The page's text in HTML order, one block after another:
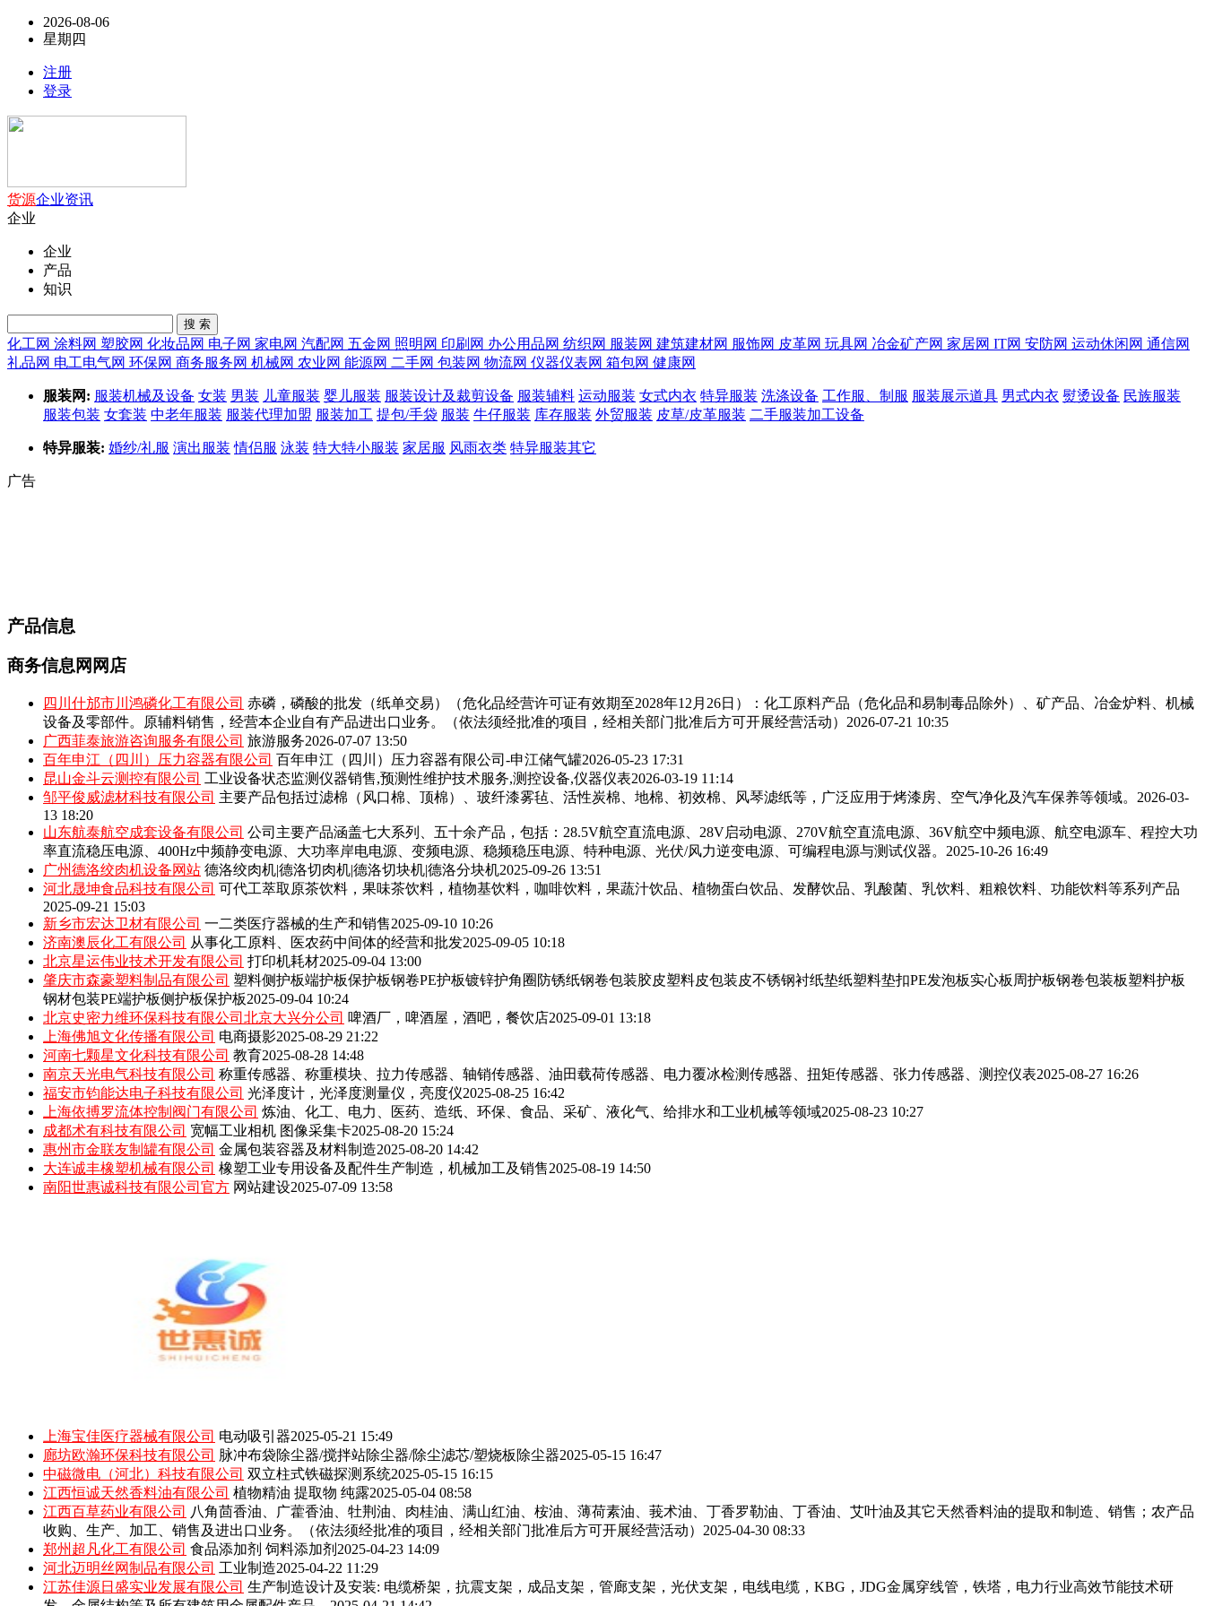
2026-08-06
星期四
注册
登录
货源企业资讯
企业
企业
产品
知识
搜 索
化工网 涂料网 塑胶网 化妆品网 电子网 家电网 汽配网 五金网 照明网 印刷网 办公用品网 纺织网 服装网 建筑建材网 服饰网 皮革网 玩具网 冶金矿产网 家居网 IT网 安防网 运动休闲网 通信网
礼品网 电工电气网 环保网 商务服务网 机械网 农业网 能源网 二手网 包装网 物流网 仪器仪表网 箱包网 健康网
服装网: 服装机械及设备 女装 男装 儿童服装 婴儿服装 服装设计及裁剪设备 服装辅料 运动服装 女式内衣 特异服装 洗涤设备 工作服、制服 服装展示道具 男式内衣 熨烫设备 民族服装
服装包装 女套装 中老年服装 服装代理加盟 服装加工 提包/手袋 服装 牛仔服装 库存服装 外贸服装 皮草/皮革服装 二手服装加工设备
特异服装: 婚纱/礼服 演出服装 情侣服 泳装 特大特小服装 家居服 风雨衣类 特异服装其它
广告
产品信息
商务信息网网店
四川什邡市川鸿磷化工有限公司 赤磷，磷酸的批发（纸单交易）（危化品经营许可证有效期至2028年12月26日）：化工原料产品（危化品和易制毒品除外）、矿产品、冶金炉料、机械
设备及零部件。原辅料销售，经营本企业自有产品进出口业务。（依法须经批准的项目，经相关部门批准后方可开展经营活动） 2026-07-21 10:35
广西菲泰旅游咨询服务有限公司 旅游服务2026-07-07 13:50
百年申江（四川）压力容器有限公司 百年申江（四川）压力容器有限公司-申江储气罐2026-05-23 17:31
昆山金斗云测控有限公司 工业设备状态监测仪器销售,预测性维护技术服务,测控设备,仪器仪表2026-03-19 11:14
邹平俊威滤材科技有限公司 主要产品包括‌过滤棉（风口棉、顶棉）、玻纤漆雾毡、活性炭棉、地棉、初效棉、风琴滤纸‌等，广泛应用于烤漆房、空气净化及汽车保养等领域。‌‌ 2026-03-
13 18:20
山东航泰航空成套设备有限公司 公司主要产品涵盖七大系列、五十余产品，包括：28.5V航空直流电源、28V启动电源、270V航空直流电源、36V航空中频电源、航空电源车、程控大功
率直流稳压电源、400Hz中频静变电源、大功率岸电电源、变频电源、稳频稳压电源、特种电源、光伏/风力逆变电源、可编程电源与测试仪器。 2025-10-26 16:49
广州德洛绞肉机设备网站 德洛绞肉机|德洛切肉机|德洛切块机|德洛分块机2025-09-26 13:51
河北晟坤食品科技有限公司 可代工萃取原茶饮料，果味茶饮料，植物基饮料，咖啡饮料，果蔬汁饮品、植物蛋白饮品、发酵饮品、乳酸菌、乳饮料、粗粮饮料、功能饮料等系列产品
2025-09-21 15:03
新乡市宏达卫材有限公司 一二类医疗器械的生产和销售2025-09-10 10:26
济南澳辰化工有限公司 从事化工原料、医农药中间体的经营和批发2025-09-05 10:18
北京星运伟业技术开发有限公司 打印机耗材2025-09-04 13:00
肇庆市森豪塑料制品有限公司 塑料侧护板端护板保护板钢卷PE护板镀锌护角圈防锈纸钢卷包装胶皮塑料皮包装皮不锈钢衬纸垫纸塑料垫扣PE发泡板实心板周护板钢卷包装板塑料护板
钢材包装PE端护板侧护板保护板2025-09-04 10:24
北京史密力维环保科技有限公司北京大兴分公司 啤酒厂，啤酒屋，酒吧，餐饮店2025-09-01 13:18
上海佛旭文化传播有限公司 电商摄影2025-08-29 21:22
河南七颗星文化科技有限公司 教育2025-08-28 14:48
南京天光电气科技有限公司 称重传感器、称重模块、拉力传感器、轴销传感器、油田载荷传感器、电力覆冰检测传感器、扭矩传感器、张力传感器、测控仪表2025-08-27 16:26
福安市钧能达电子科技有限公司 光泽度计，光泽度测量仪，亮度仪2025-08-25 16:42
上海依搏罗流体控制阀门有限公司 炼油、化工、电力、医药、造纸、环保、食品、采矿、液化气、给排水和工业机械等领域2025-08-23 10:27
成都术有科技有限公司 宽幅工业相机 图像采集卡2025-08-20 15:24
惠州市金联友制罐有限公司 金属包装容器及材料制造2025-08-20 14:42
大连诚丰橡塑机械有限公司 橡塑工业专用设备及配件生产制造，机械加工及销售2025-08-19 14:50
南阳世惠诚科技有限公司官方 网站建设2025-07-09 13:58
上海宝佳医疗器械有限公司 电动吸引器2025-05-21 15:49
廊坊欧瀚环保科技有限公司 脉冲布袋除尘器/搅拌站除尘器/除尘滤芯/塑烧板除尘器2025-05-15 16:47
中磁微电（河北）科技有限公司 双立柱式铁磁探测系统2025-05-15 16:15
江西恒诚天然香料油有限公司 植物精油 提取物 纯露2025-05-04 08:58
江西百草药业有限公司
八角茴香油、广藿香油、牡荆油、肉桂油、满山红油、桉油、薄荷素油、莪术油、丁香罗勒油、丁香油、艾叶油及其它天然香料油的提取和制造、销售；农产品
收购、生产、加工、销售及进出口业务。（依法须经批准的项目，经相关部门批准后方可开展经营活动） 2025-04-30 08:33
郑州超凡化工有限公司 食品添加剂 饲料添加剂 2025-04-23 14:09
河北迈明丝网制品有限公司 工业制造2025-04-22 11:29
江苏佳源日盛实业发展有限公司 生产制造设计及安装: 电缆桥架，抗震支架，成品支架，管廊支架，光伏支架，电线电缆，KBG，JDG金属穿线管，铁塔，电力行业高效节能技术研